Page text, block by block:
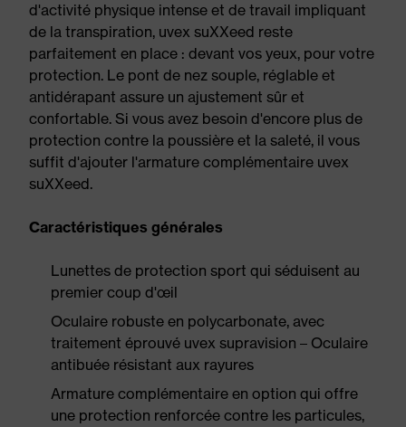
d'activité physique intense et de travail impliquant
de la transpiration, uvex suXXeed reste
parfaitement en place : devant vos yeux, pour votre
protection. Le pont de nez souple, réglable et
antidérapant assure un ajustement sûr et
confortable. Si vous avez besoin d'encore plus de
protection contre la poussière et la saleté, il vous
suffit d'ajouter l'armature complémentaire uvex
suXXeed.
Caractéristiques générales
Lunettes de protection sport qui séduisent au
premier coup d'œil
Oculaire robuste en polycarbonate, avec
traitement éprouvé uvex supravision – Oculaire
antibuée résistant aux rayures
Armature complémentaire en option qui offre
une protection renforcée contre les particules,